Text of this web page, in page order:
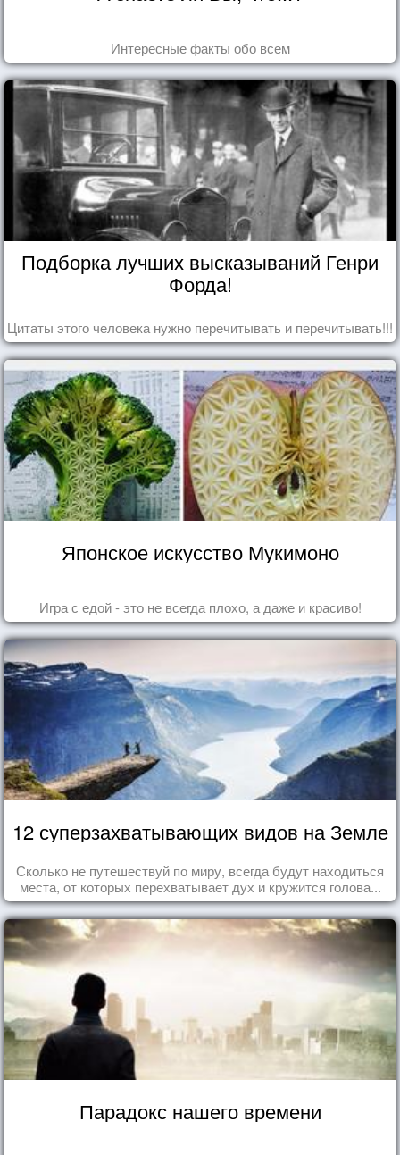
Интересные факты обо всем
Подборка лучших высказываний Генри
Форда!
Цитаты этого человека нужно перечитывать и перечитывать!!!
Японское искусство Мукимоно
Игра с едой - это не всегда плохо, а даже и красиво!
12 суперзахватывающих видов на Земле
Сколько не путешествуй по миру, всегда будут находиться
места, от которых перехватывает дух и кружится голова...
Парадокс нашего времени